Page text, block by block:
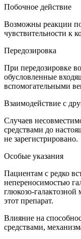
Побочное действие
Возможны реакции
чувствительности к
Передозировка
При передозировке
обусловленные
вспомогательными
Взаимодействие с
Случаев
средствами до
не зарегистрировано.
Особые указания
Пациентам с редко
непереносимостью
глюкозо-галактозной
этот препарат.
Влияние на
средствами,